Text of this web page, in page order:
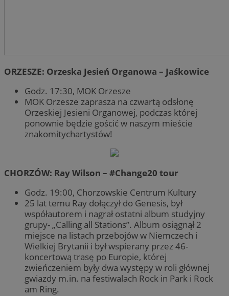
ORZESZE: Orzeska Jesień Organowa – Jaśkowice
Godz. 17:30, MOK Orzesze
MOK Orzesze zaprasza na czwartą odsłonę
Orzeskiej Jesieni Organowej, podczas której
ponownie będzie gościć w naszym mieście
znakomitychartystów!
CHORZÓW: Ray Wilson – #Change20 tour
Godz. 19:00, Chorzowskie Centrum Kultury
25 lat temu Ray dołączył do Genesis, był
współautorem i nagrał ostatni album studyjny
grupy- „Calling all Stations”. Album osiągnął 2
miejsce na listach przebojów w Niemczech i
Wielkiej Brytanii i był wspierany przez 46-
koncertową trasę po Europie, której
zwieńczeniem były dwa występy w roli głównej
gwiazdy m.in. na festiwalach Rock in Park i Rock
am Ring.